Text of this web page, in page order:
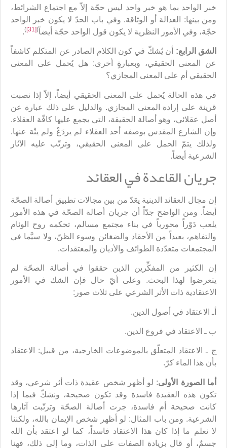
خبر الواحد بما هو خبر واحد ليس حجّة إلاّ مع اجتماع الشرائط،
ومن بينها: العدالة أو الوثاقة. وفي باب الحدّ لا يكون خبر الواحد
حجّة، وفي الأمور النظرية لا يكون قول الواحد حجّة أيضاً(
[31]
)
.
الشق الرابع: أن يُشكّ في كون الكلام الصادر عن المتكلم كاشفاً
عن المعنى الحقيقي، وبعبارةٍ أخرى: هل يُحمل على المعنى
الحقيقي أم على المعنى المجازي؟
في هذه الحالة يُحمل على المعنى الحقيقي أيضاً، إلاّ إذا نصبت
قرينة على إرادة المعنى المجازي. والدليل على ذلك عبارة عن
أصل عقلائي، وهو أصالة الحقيقة، التي يجمع عليها كافّة العقلاء.
وإن الشارع المقدس بوصفه أحد العقلاء لم يردَعْ ولم ينْهَ عنها.
ولذلك يتمّ الحمل على المعنى الحقيقي، وترتّب عليه الآثار
الشرعية أيضاً.
جريان القاعدة في العقائد
إن مجال العقائد الدينية يعَدّ من بين مجالات تطبيق أصالة الصحّة
أيضاً. ومن الواضح جدّاً أن جريان أصالة الصحّة في هذه الأمور
يلعب دَوْراً محورياً في بناء مجتمع مسالم، تحكمه روح الوئام
والتفاهم، بعيداً من الأحقاد والضغائن وسوء الظنّ، ولا سيَّما في
المجتمعات متعدّدة الطوائف والأديان والمعتقدات.
إن الكثير من المفكِّرين الذين حققوا في أصالة الصحّة لم
يتعرضوا لهذا البحث. وعلى أيّ حال فإن الشك في الأمور
الاعتقادية ذات الأثر الشرعي على ثلاث صور:
أـ الاعتقاد في أصول الدين.
ب ـ الاعتقاد في فروع الدين.
ج ـ الاعتقاد المتعلّق بالموضوعات الخارجية، من قبيل: الاعتقاد
بأن هذا الماء كرّ.
أما الصورة الأولى: لو أظهر شخص عقيدة ذات أثر شرعي، وقد
تكون هذه العقيدة فاسدة وقد تكون صحيحة، ونشكّ فيما إذا
كانت صحيحة أم فاسدة، جرت أصالة الصحّة وترتّبت آثارها
الشرعية. ومن باب المثال: لو أظهر شخص الإيمان بالله، ولكننا
لا نعلم ما إذا كان هذا الاعتقاد فاسداً، كما لو اعتقد بأن الله
جسمٌ، أو قال بزيادة الصفات على الذات، وما إلى ذلك، فهنا